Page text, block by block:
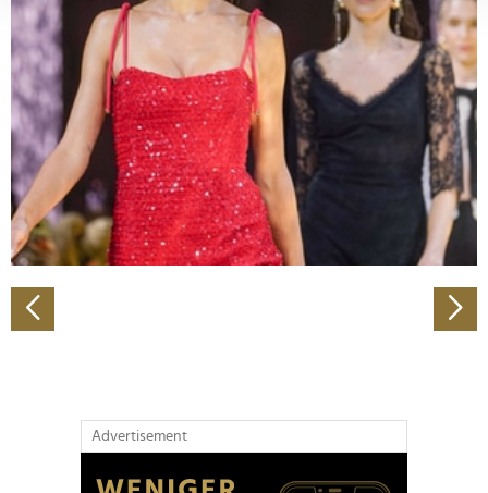
verarbeitet werden, und legen Sie Ihre Präferenzen im
Abschnitt Einzelheiten
fest.
Wir verwenden Cookies, um Inhalte und Anzeigen zu
personalisieren, Funktionen für soziale Medien anbieten
zu können und die Zugriffe auf unsere Website zu
analysieren. Außerdem geben wir Informationen zu Ihrer
Verwendung unserer Website an unsere Partner für
soziale Medien, Werbung und Analysen weiter. Unsere
Partner führen diese Informationen möglicherweise mit
haben oder die sie im Rahmen Ihrer Nutzung der Dienste
gesammelt haben.
Advertisement